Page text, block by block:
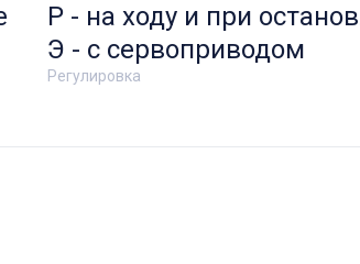
Регулировка
Р - на ходу и при
Э - с сервоприводом